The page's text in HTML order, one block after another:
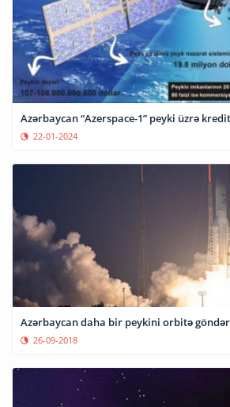
Azərbaycan “Azerspace-1” peyki üzrə
22-01-2024
Azərbaycan daha bir peykini orbitə
26-09-2018